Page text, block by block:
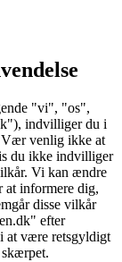
"vi", "os",
indvilliger du i
Vær venlig ikke at
du ikke indvilliger
Vi kan ændre
at informere dig,
disse vilkår
efter
at være retsgyldigt